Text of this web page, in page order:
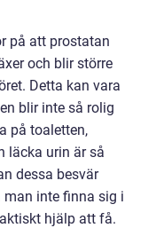
på att prostatan
och blir större
Detta kan vara
blir inte så rolig
på toaletten,
läcka urin är så
dessa besvär
man inte finna sig i
hjälp att få.